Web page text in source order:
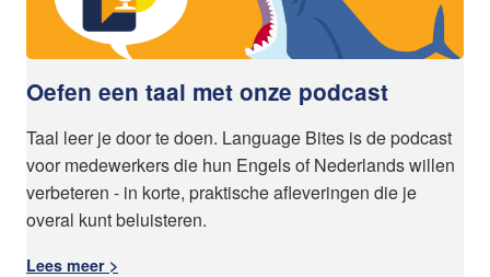
Oefen een taal met onze podcast
Taal leer je door te doen. Language Bites is de podcast
voor medewerkers die hun Engels of Nederlands willen
verbeteren - in korte, praktische afleveringen die je
overal kunt beluisteren.
Lees meer >